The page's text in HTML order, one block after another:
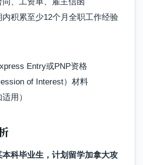
积累至少12个月全职工作经验
Entry或PNP资格
of Interest）材料
用）
科毕业生，计划留学加拿大攻